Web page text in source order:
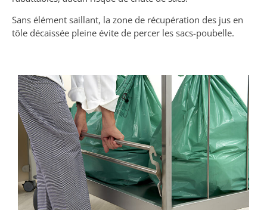
Sans élément saillant, la zone de récupération des jus en
tôle décaissée pleine évite de percer les sacs-poubelle.